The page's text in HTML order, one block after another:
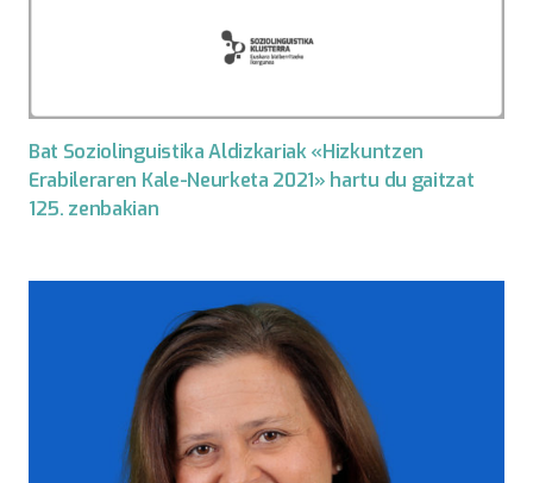
Bat Soziolinguistika Aldizkariak «Hizkuntzen
Erabileraren Kale-Neurketa 2021» hartu du gaitzat
125. zenbakian